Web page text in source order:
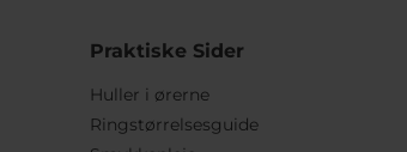
Praktiske Sider
Huller i ørerne
Ringstørrelsesguide